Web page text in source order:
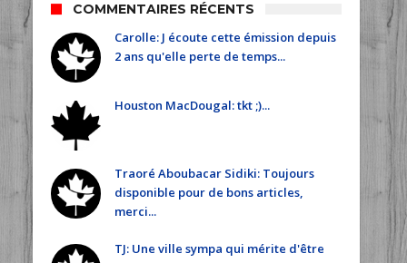
COMMENTAIRES RÉCENTS
Carolle: J écoute cette émission depuis
2 ans qu'elle perte de temps...
Houston MacDougal: tkt ;)...
Traoré Aboubacar Sidiki: Toujours
disponible pour de bons articles,
merci...
TJ: Une ville sympa qui mérite d'être